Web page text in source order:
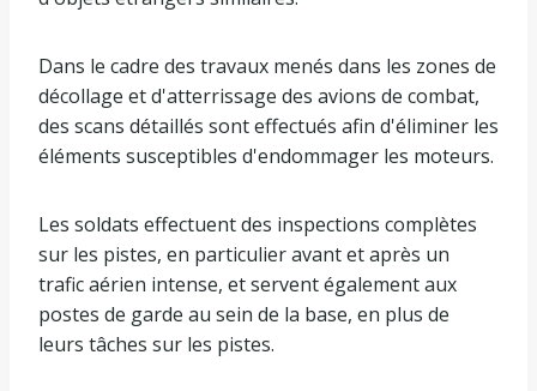
Dans le cadre des travaux menés dans les zones de
décollage et d'atterrissage des avions de combat,
des scans détaillés sont effectués afin d'éliminer les
éléments susceptibles d'endommager les moteurs.
Les soldats effectuent des inspections complètes
sur les pistes, en particulier avant et après un
trafic aérien intense, et servent également aux
postes de garde au sein de la base, en plus de
leurs tâches sur les pistes.